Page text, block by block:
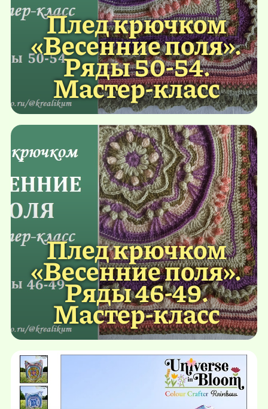
Плед крючком
«Весенние поля».
Ряды 50-54.
Мастер-класс
Плед крючком
«Весенние поля».
Ряды 46-49.
Мастер-класс